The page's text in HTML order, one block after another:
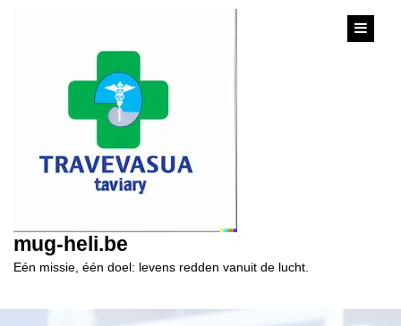
mug-heli.be
Eén missie, één doel: levens redden vanuit de lucht.